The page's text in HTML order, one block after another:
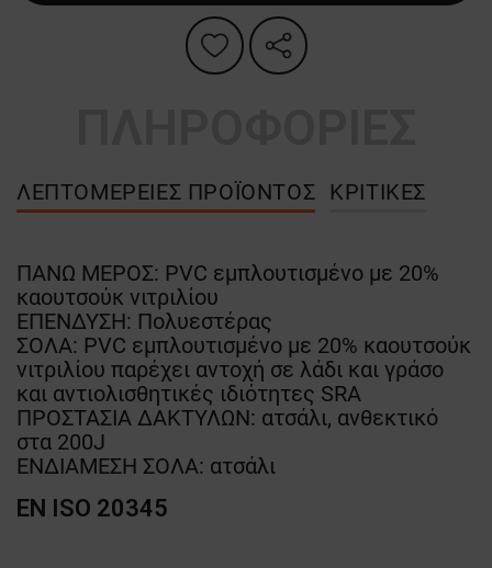
ΛΕΠΤΟΜΈΡΕΙΕΣ ΠΡΟΪΌΝΤΟΣ ΚΡΙΤΙΚΈΣ
ΠΑΝΩ ΜΕΡΟΣ: PVC εμπλουτισμένο με 20%
καουτσούκ νιτριλίου
ΕΠΕΝΔΥΣΗ: Πολυεστέρας
ΣΟΛΑ: PVC εμπλουτισμένο με 20% καουτσούκ
νιτριλίου παρέχει αντοχή σε λάδι και γράσο
και αντιολισθητικές ιδιότητες SRA
ΠΡΟΣΤΑΣΙΑ ΔΑΚΤΥΛΩΝ: ατσάλι, ανθεκτικό
στα 200J
ΕΝΔΙΑΜΕΣΗ ΣΟΛΑ: ατσάλι
EN ISO 20345